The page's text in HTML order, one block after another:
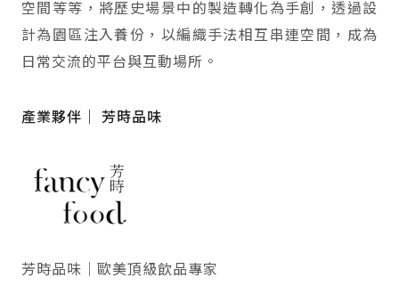
空間等等，將歷史場景中的製造轉化為手創，透過設
計為園區注入養份，以編織手法相互串連空間，成為
日常交流的平台與互動場所。
產業夥伴｜ 芳時品味
芳時品味｜歐美頂級飲品專家